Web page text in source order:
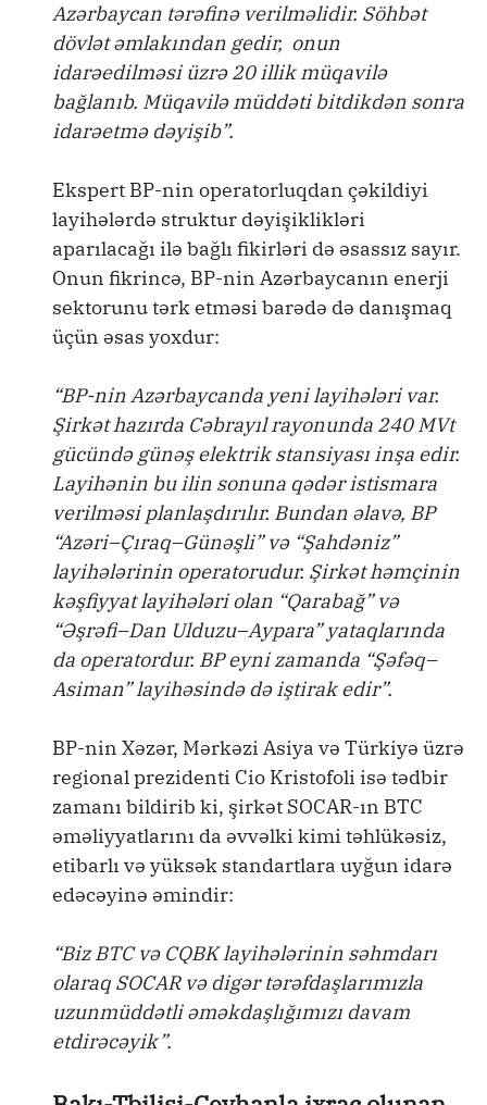
Azərbaycan tərəfinə verilməlidir. Söhbət
dövlət əmlakından gedir, onun
idarəedilməsi üzrə 20 illik müqavilə
bağlanıb. Müqavilə müddəti bitdikdən sonra
idarəetmə dəyişib”.
Ekspert BP-nin operatorluqdan çəkildiyi
layihələrdə struktur dəyişiklikləri
aparılacağı ilə bağlı fikirləri də əsassız sayır.
Onun fikrincə, BP-nin Azərbaycanın enerji
sektorunu tərk etməsi barədə də danışmaq
üçün əsas yoxdur:
“BP-nin Azərbaycanda yeni layihələri var.
Şirkət hazırda Cəbrayıl rayonunda 240 MVt
gücündə günəş elektrik stansiyası inşa edir.
Layihənin bu ilin sonuna qədər istismara
verilməsi planlaşdırılır. Bundan əlavə, BP
“Azəri–Çıraq–Günəşli” və “Şahdəniz”
layihələrinin operatorudur. Şirkət həmçinin
kəşfiyyat layihələri olan “Qarabağ” və
“Əşrəfi–Dan Ulduzu–Aypara” yataqlarında
da operatordur. BP eyni zamanda “Şəfəq–
Asiman” layihəsində də iştirak edir”.
BP-nin Xəzər, Mərkəzi Asiya və Türkiyə üzrə
regional prezidenti Cio Kristofoli isə tədbir
zamanı bildirib ki, şirkət SOCAR-ın BTC
əməliyyatlarını da əvvəlki kimi təhlükəsiz,
etibarlı və yüksək standartlara uyğun idarə
edəcəyinə əmindir:
“Biz BTC və CQBK layihələrinin səhmdarı
olaraq SOCAR və digər tərəfdaşlarımızla
uzunmüddətli əməkdaşlığımızı davam
etdirəcəyik”.